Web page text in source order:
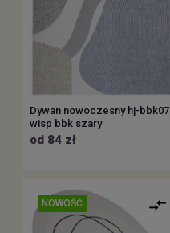
Dywan nowoczesny hj-bbk07
wisp bbk szary
od 84 zł
NOWOŚĆ